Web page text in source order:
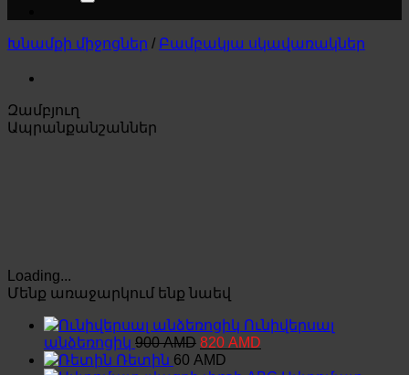
Խնամքի միջոցներ / Բամբակյա սկավառակներ
Զամբյուղ
Ապրանքանշաններ
Loading...
Մենք առաջարկում ենք նաեվ
Ունիվերսալ
անձեռոցիկ 900AMD Original
price
820 AMD
Ռետին 60 AMD